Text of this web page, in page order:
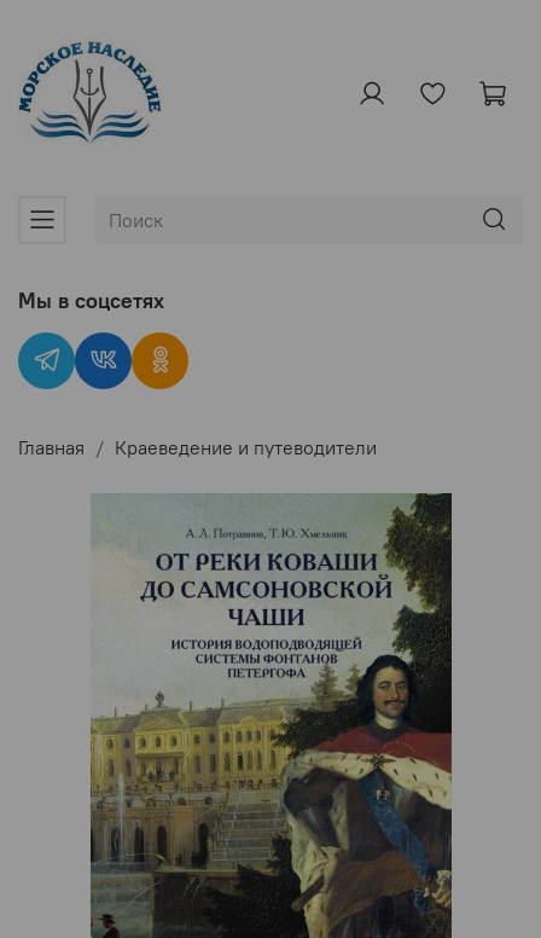
Главная Краеведение и путеводители
Мы в соцсетях